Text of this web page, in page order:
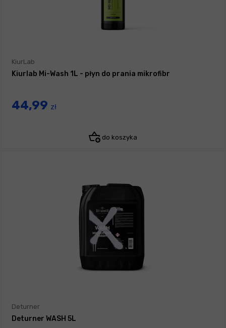
KiurLab
Kiurlab Mi-Wash 1L - płyn do prania mikrofibr
44,99 zł
do koszyka
Deturner
Deturner WASH 5L